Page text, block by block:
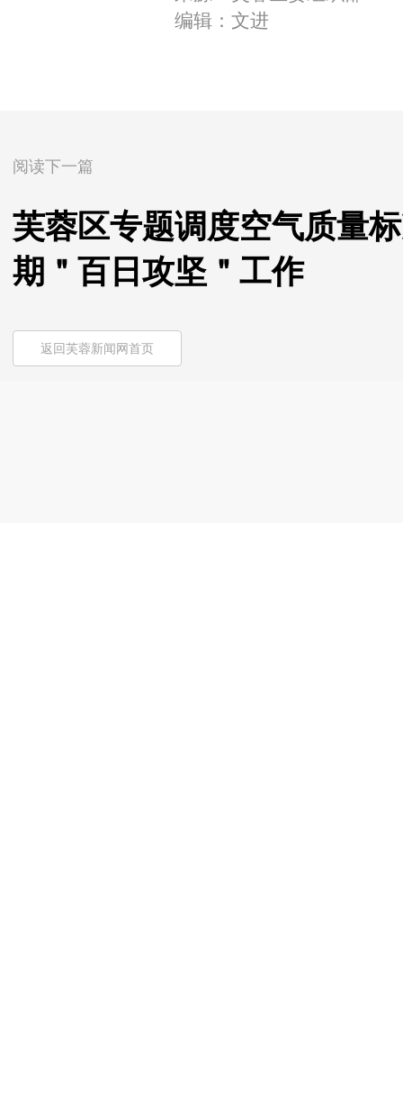
编辑：文进
阅读下一篇
芙蓉区专题调度空气质量
期＂百日攻坚＂工作
返回芙蓉新闻网首页